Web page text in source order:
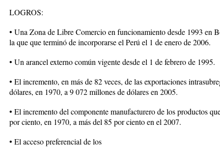
LOGROS:
• Una Zona de Libre Comercio en funcionamiento desde 1993 en
la que que terminó de incorporarse el Perú el 1 de enero de 2006.
• Un arancel externo común vigente desde el 1 de febrero de 1995.
• El incremento, en más de 82 veces, de las exportaciones
dólares, en 1970, a 9 072 millones de dólares en 2005.
• El incremento del componente manufacturero de los productos
por ciento, en 1970, a más del 85 por ciento en el 2007.
• El acceso preferencial de los